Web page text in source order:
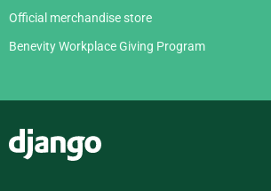
Official merchandise store
Benevity Workplace Giving Program